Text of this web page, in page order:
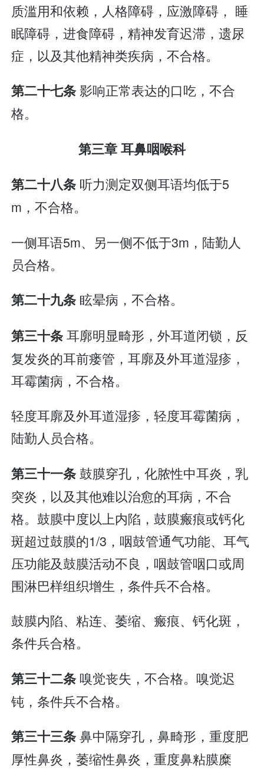
质滥用和依赖，人格障碍，应激障碍， 睡
眠障碍，进食障碍，精神发育迟滞，遗尿
症，以及其他精神类疾病，不合格。
第二十七条影响正常表达的口吃，不合
格。
第三章 耳鼻咽喉科
第二十八条 听力测定双侧耳语均低于5
m，不合格。
一侧耳语5m、另一侧不低于3m，陆勤人
员合格。
第二十九条 眩晕病，不合格。
第三十条耳廓明显畸形，外耳道闭锁，反
复发炎的耳前瘘管，耳廓及外耳道湿疹，
耳霉菌病，不合格。
轻度耳廓及外耳道湿疹，轻度耳霉菌病，
陆勤人员合格。
第三十一条鼓膜穿孔，化脓性中耳炎，乳
突炎，以及其他难以治愈的耳病，不合
格。鼓膜中度以上内陷，鼓膜瘢痕或钙化
斑超过鼓膜的1/3，咽鼓管通气功能、耳气
压功能及鼓膜活动不良，咽鼓管咽口或周
围淋巴样组织增生，条件兵不合格。
鼓膜内陷、粘连、萎缩、瘢痕、钙化斑，
条件兵合格。
第三十二条 嗅觉丧失，不合格。嗅觉迟
钝，条件兵不合格。
第三十三条鼻中隔穿孔，鼻畸形，重度肥
厚性鼻炎，萎缩性鼻炎，重度鼻粘膜糜